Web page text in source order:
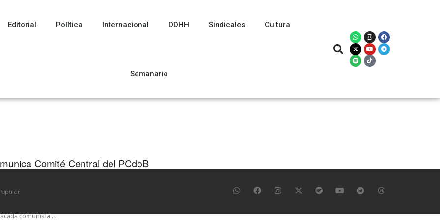
Editorial Política Internacional DDHH Sindicales Cultura
Semanario
Comité Central del PCdoB
de Relaciones Internacionales del Comité Central del
comunista ...